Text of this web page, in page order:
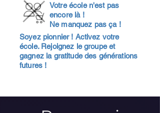
Votre école n'est pas
encore là !
Ne manquez pas ça !
Soyez pionnier ! Activez votre
école. Rejoignez le groupe et
gagnez la gratitude des générations
futures !